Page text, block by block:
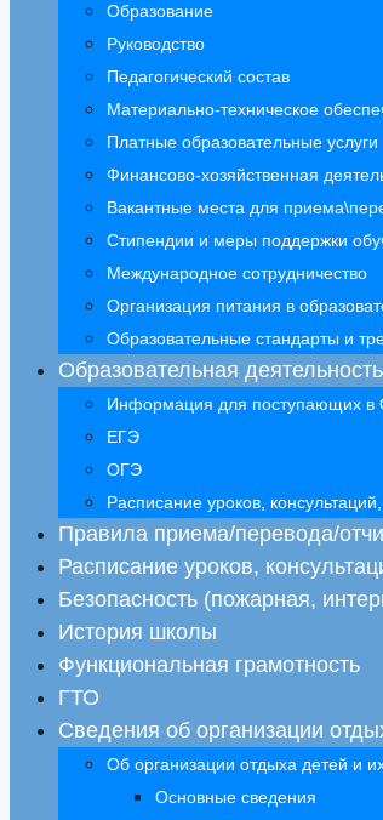
Образование
Руководство
Педагогический состав
Материально-техническое
Платные образовательные услуги
Финансово-хозяйственная
Вакантные места для
Стипендии и меры поддержки
Международное сотрудничество
Организация питания в
Образовательные стандарты и
Образовательная деятельность
Информация для поступающих
ЕГЭ
ОГЭ
Расписание уроков,
Правила приема/перевода/
Расписание уроков,
Безопасность (пожарная,
История школы
Функциональная грамотность
ГТО
Сведения об организации
Об организации отдыха детей и
Основные сведения